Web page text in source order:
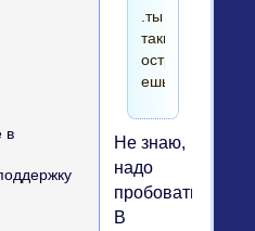
.ты
такие
остренькие
ешь?
Не знаю,
надо
пробовать.
В